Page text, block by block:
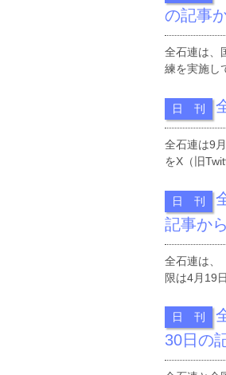
の記事か
全石連は、
練を実施し
日 刊
全石連は9
をX（旧
日 刊
記事から
全石連は、
限は4月19
日 刊
30日の